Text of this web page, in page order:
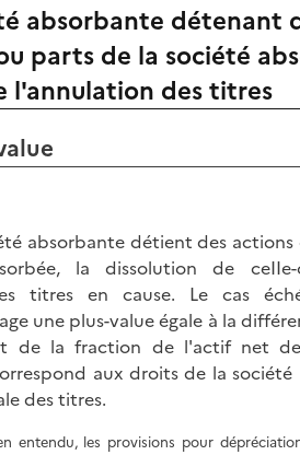
absorbante détenant
parts de la société
l'annulation des titres
absorbante détient des
la dissolution de
titres en cause. Le cas
une plus-value égale à la
de la fraction de l'actif net
aux droits de la société
des titres.
entendu, les provisions pour